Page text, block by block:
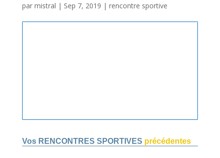
par mistral | Sep 7, 2019 | rencontre sportive
Vos RENCONTRES SPORTIVES précédentes